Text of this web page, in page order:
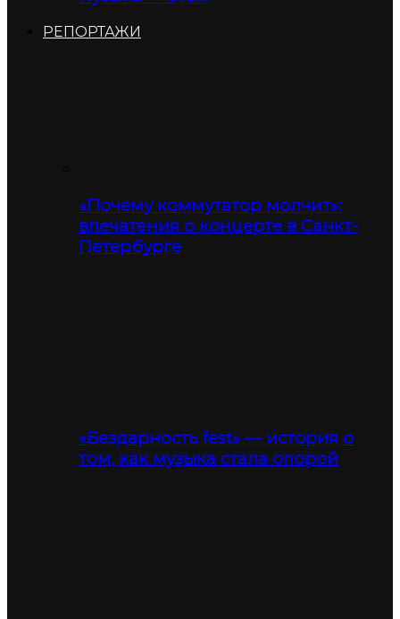
РЕПОРТАЖИ
«Почему коммутатор молчит»:
впечатения о концерте в Санкт-
Петербурге
«Бездарность fest» — история о
том, как музыка стала опорой